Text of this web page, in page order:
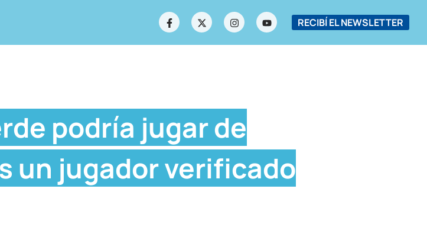
RECIBÍ EL NEWSLETTER
podría jugar de
un jugador verificado